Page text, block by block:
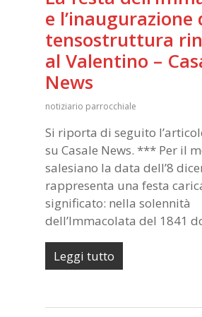
e l’inaugurazione
tensostruttura
al Valentino –
News
notiziario parrocchiale
Si riporta di seguito
su Casale News. *** Per il
salesiano la data dell’8
rappresenta una festa
significato: nella solennità
dell’Immacolata del 1841
Leggi tutto